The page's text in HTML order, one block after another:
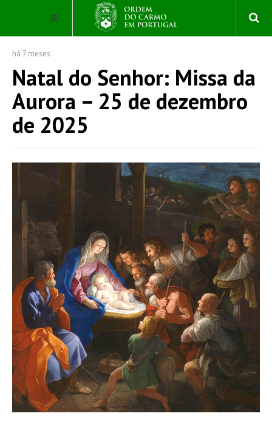
há 7 meses
Natal do Senhor: Missa da
Aurora – 25 de dezembro
de 2025